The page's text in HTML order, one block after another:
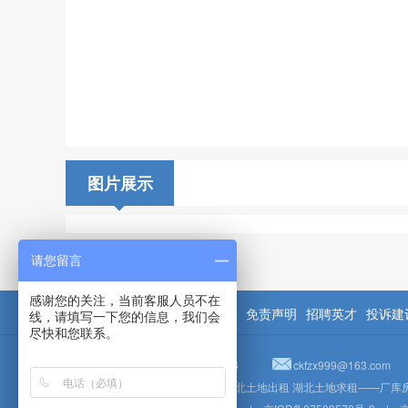
图片展示
关于我们 联系我们 广告承接 免责声明 招聘英才 投诉建
16234192696、18731071726
ckfzx999@163.com
湖北厂库房出租 湖北厂库房求租 湖北土地出租 湖北土地求租——厂库
请您留言
感谢您的关注，当前客服人员不在
线，请填写一下您的信息，我们会
尽快和您联系。